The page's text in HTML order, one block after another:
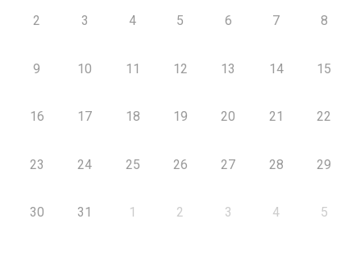
2 3 4 5 6 7 8
9 10 11 12 13 14 15
16 17 18 19 20 21 22
23 24 25 26 27 28 29
30 31 1 2 3 4 5